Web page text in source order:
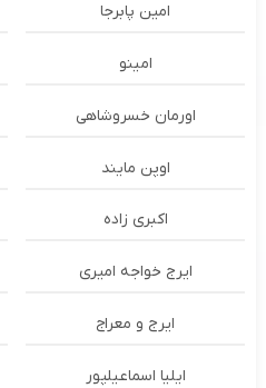
امین پابرجا
امینو
اورمان خسروشاهی
اوپن مایند
اکبری زاده
ایرج خواجه امیری
ایرج و معراج
ایلیا اسماعیلپور